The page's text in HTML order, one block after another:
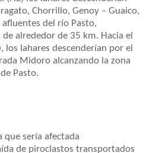
Chorrillo, Genoy – Guaico,
afluentes del río Pasto,
alrededor de 35 km. Hacia el
los lahares descenderían por el
Midoro alcanzando la zona
Pasto.
que sería afectada
de piroclastos transportados